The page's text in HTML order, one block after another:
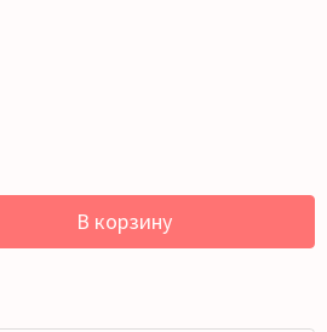
В корзину